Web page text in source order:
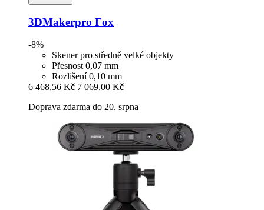
3DMakerpro Fox
-8%
Skener pro středně velké objekty
Přesnost 0,07 mm
Rozlišení 0,10 mm
6 468,56 Kč 7 069,00 Kč
Doprava zdarma do 20. srpna